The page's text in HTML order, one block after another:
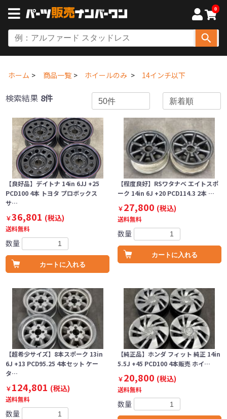
0
ホーム 商品一覧 ホイールのみ 14インチ以下
検索結果 8件
【良好品】デイトナ 14in 6JJ +25
PCD100 4本 トヨタ プロボックス
サ…
￥36,801 (税込)
送料無料
数量
カートに入れる
【程度良好】RSワタナベ エイトスポ
ーク 14in 6J +20 PCD114.3 2本 …
￥27,800 (税込)
送料無料
数量
カートに入れる
【超希少サイズ】8本スポーク 13in
6J +13 PCD95.25 4本セット ケー
タ…
￥124,801 (税込)
送料無料
数量
【純正品】ホンダ フィット 純正 14in
5.5J +45 PCD100 4本販売 ホイ…
￥20,800 (税込)
送料無料
数量